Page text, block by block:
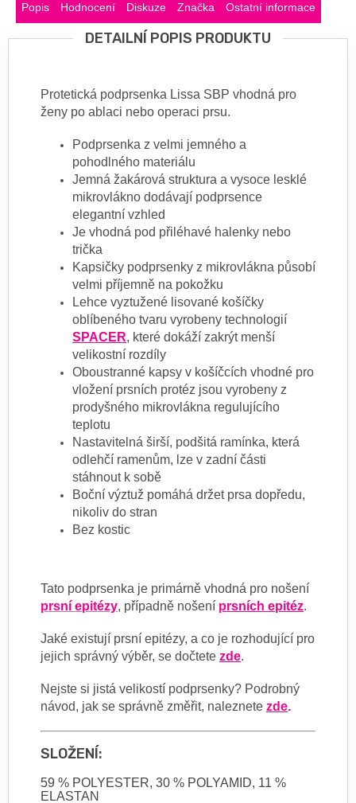
Popis Hodnocení Diskuze Značka Ostatní informace
DETAILNÍ POPIS PRODUKTU
Protetická podprsenka Lissa SBP vhodná pro
ženy po ablaci nebo operaci prsu.
Podprsenka z velmi jemného a
pohodlného materiálu
Jemná žakárová struktura a vysoce lesklé
mikrovlákno dodávají podprsence
elegantní vzhled
Je vhodná pod přiléhavé halenky nebo
trička
Kapsičky podprsenky z mikrovlákna působí
velmi příjemně na pokožku
Lehce vyztužené lisované košíčky
oblíbeného tvaru vyrobeny technologií
SPACER, které dokáží zakrýt menší
velikostní rozdíly
Oboustranné kapsy v košíčcích vhodné pro
vložení prsních protéz jsou vyrobeny z
prodyšného mikrovlákna regulujícího
teplotu
Nastavitelná širší, podšitá ramínka, která
odlehčí ramenům, lze v zadní části
stáhnout k sobě
Boční výztuž pomáhá držet prsa dopředu,
nikoliv do stran
Bez kostic
Tato podprsenka je primárně vhodná pro nošení
prsní epitézy, případně nošení prsních epitéz.
Jaké existují prsní epitézy, a co je rozhodující pro
jejich správný výběr, se dočtete zde.
Nejste si jistá velikostí podprsenky? Podrobný
návod, jak se správně změřit, naleznete zde.
SLOŽENÍ:
59 % POLYESTER, 30 % POLYAMID, 11 %
ELASTAN